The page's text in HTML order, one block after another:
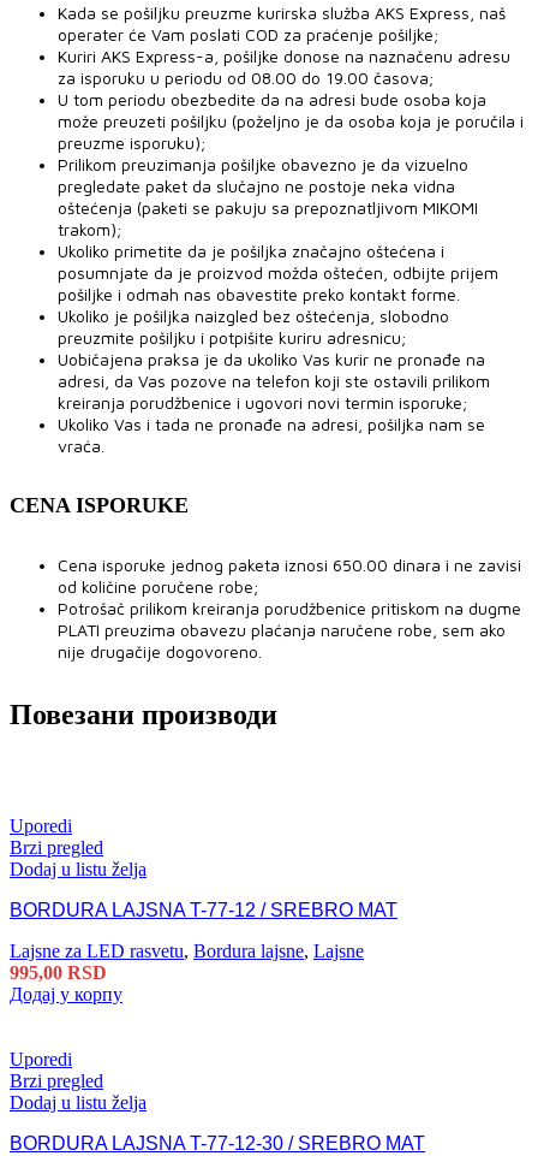
Kada se pošiljku preuzme kurirska služba AKS Express, naš
operater će Vam poslati COD za praćenje pošiljke;
Kuriri AKS Express-a, pošiljke donose na naznačenu adresu
za isporuku u periodu od 08.00 do 19.00 časova;
U tom periodu obezbedite da na adresi bude osoba koja
može preuzeti pošiljku (poželjno je da osoba koja je poručila i
preuzme isporuku);
Prilikom preuzimanja pošiljke obavezno je da vizuelno
pregledate paket da slučajno ne postoje neka vidna
oštećenja (paketi se pakuju sa prepoznatljivom MIKOMI
trakom);
Ukoliko primetite da je pošiljka značajno oštećena i
posumnjate da je proizvod možda oštećen, odbijte prijem
pošiljke i odmah nas obavestite preko kontakt forme.
Ukoliko je pošiljka naizgled bez oštećenja, slobodno
preuzmite pošiljku i potpišite kuriru adresnicu;
Uobičajena praksa je da ukoliko Vas kurir ne pronađe na
adresi, da Vas pozove na telefon koji ste ostavili prilikom
kreiranja porudžbenice i ugovori novi termin isporuke;
Ukoliko Vas i tada ne pronađe na adresi, pošiljka nam se
vraća.
CENA ISPORUKE
Cena isporuke jednog paketa iznosi 650.00 dinara i ne zavisi
od količine poručene robe;
Potrošač prilikom kreiranja porudžbenice pritiskom na dugme
PLATI preuzima obavezu plaćanja naručene robe, sem ako
nije drugačije dogovoreno.
Повезани производи
Uporedi
Brzi pregled
Dodaj u listu želja
BORDURA LAJSNA T-77-12 / SREBRO MAT
Lajsne za LED rasvetu, Bordura lajsne, Lajsne
995,00 RSD
Додај у корпу
Uporedi
Brzi pregled
Dodaj u listu želja
BORDURA LAJSNA T-77-12-30 / SREBRO MAT